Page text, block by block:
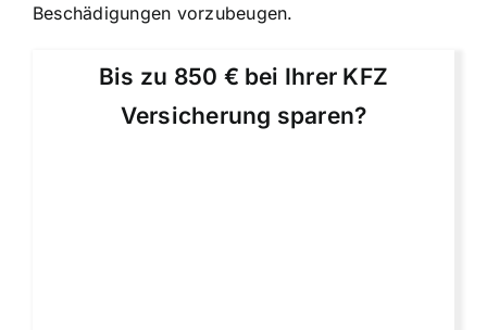
Beschädigungen vorzubeugen.
Bis zu 850 € bei Ihrer KFZ
Versicherung sparen?